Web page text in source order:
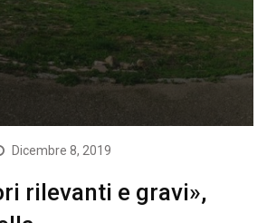
Dicembre 8, 2019
rilevanti e gravi»,